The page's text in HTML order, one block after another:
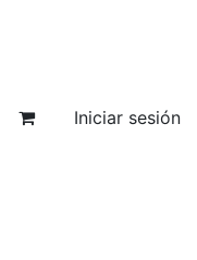
Iniciar sesión